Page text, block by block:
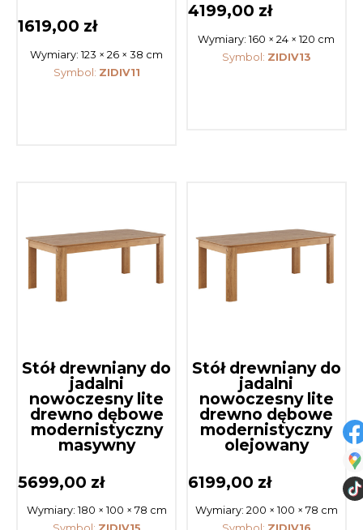
1619,00 zł
Wymiary:123 × 26 × 38 cm
Symbol: ZIDIV11
4199,00 zł
Wymiary:160 × 24 × 120 cm
Symbol: ZIDIV13
Stół drewniany do
jadalni
nowoczesny lite
drewno dębowe
modernistyczny
masywny
5699,00 zł
Wymiary: 180 × 100 × 78 cm
Stół drewniany do
jadalni
nowoczesny lite
drewno dębowe
modernistyczny
olejowany
6199,00 zł
Wymiary: 200 × 100 × 78 cm